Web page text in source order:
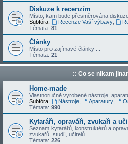
Diskuze k recenzím
Místo, kam bude přesměrována
Subfóra:
Recenze Vaší výbavy,
Témata: 81
Články
Místo pro zajímavé články ...
Témata: 21
:: Co se nikam
Home-made
Vlastnoručně vyrobené nástroje,
Subfóra:
Nástroje, Aparatury,
Témata: 990
Kytaráři, opraváři, zvukaři a
Seznam kytarářů, konstruktérů a
zvukařů, studií, učitelů ...
Témata: 226